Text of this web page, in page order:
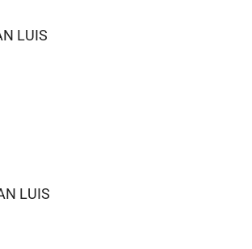
LUIS
LUIS